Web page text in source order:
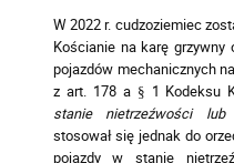
W 2022 r. cudzoziemiec
Kościanie na karę grzywny
pojazdów mechanicznych
z art. 178 a § 1 Kodeksu
stanie nietrzeźwości lub
stosował się jednak do
pojazdy w stanie